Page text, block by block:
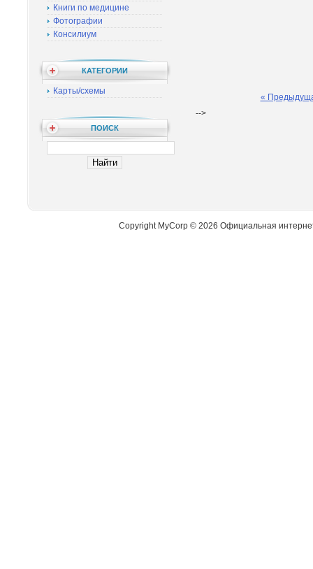
Книги по медицине
Фотографии
Консилиум
КАТЕГОРИИ
Карты/схемы
ПОИСК
«
-->
Copyright MyCorp © 2026 Официальная